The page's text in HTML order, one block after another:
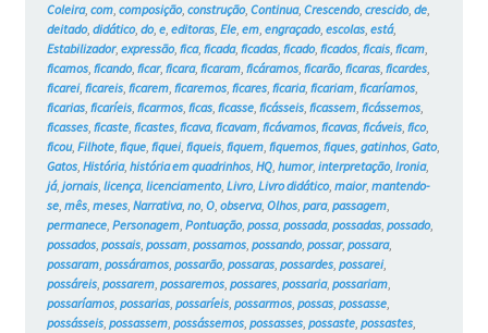
Coleira, com, composição, construção, Continua, Crescendo, crescido, de,
deitado, didático, do, e, editoras, Ele, em, engraçado, escolas, está,
Estabilizador, expressão, fica, ficada, ficadas, ficado, ficados, ficais, ficam,
ficamos, ficando, ficar, ficara, ficaram, ficáramos, ficarão, ficaras, ficardes,
ficarei, ficareis, ficarem, ficaremos, ficares, ficaria, ficariam, ficaríamos,
ficarias, ficaríeis, ficarmos, ficas, ficasse, ficásseis, ficassem, ficássemos,
ficasses, ficaste, ficastes, ficava, ficavam, ficávamos, ficavas, ficáveis, fico,
ficou, Filhote, fique, fiquei, fiqueis, fiquem, fiquemos, fiques, gatinhos, Gato,
Gatos, História, história em quadrinhos, HQ, humor, interpretação, Ironia,
já, jornais, licença, licenciamento, Livro, Livro didático, maior, mantendo-
se, mês, meses, Narrativa, no, O, observa, Olhos, para, passagem,
permanece, Personagem, Pontuação, possa, possada, possadas, possado,
possados, possais, possam, possamos, possando, possar, possara,
possaram, possáramos, possarão, possaras, possardes, possarei,
possáreis, possarem, possaremos, possares, possaria, possariam,
possaríamos, possarias, possaríeis, possarmos, possas, possasse,
possásseis, possassem, possássemos, possasses, possaste, possastes,